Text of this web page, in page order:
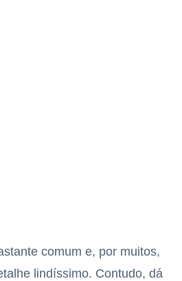
comum e, por muitos,
lindíssimo. Contudo, dá